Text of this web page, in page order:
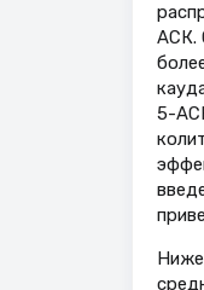
АСК.
5-
Ниже